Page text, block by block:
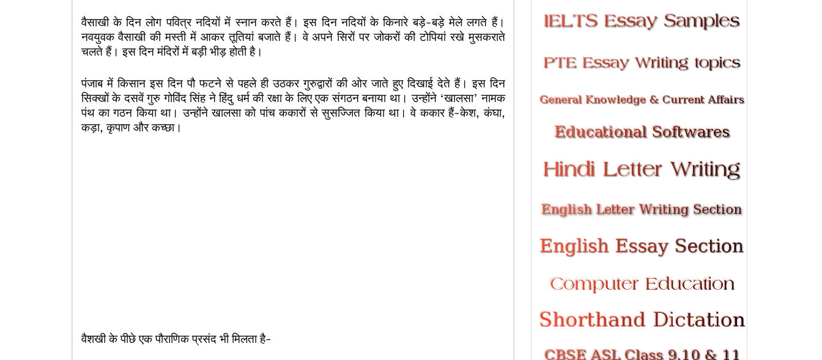
वैसाखी के दिन लोग पवित्र नदियों में स्नान करते हैं। इस दिन नदियों के किनारे बड़े-बड़े मेले लगते हैं।
नवयुवक वैसाखी की मस्ती में आकर तूतियां बजाते हैं। वे अपने सिरों पर जोकरों की टोपियां रखे मुसकराते
चलते हैं। इस दिन मंदिरों में बड़ी भीड़ होती है।
पंजाब में किसान इस दिन पौ फटने से पहले ही उठकर गुरुद्वारों की ओर जाते हुए दिखाई देते हैं। इस दिन
सिक्खों के दसवें गुरु गोविंद सिंह ने हिंदु धर्म की रक्षा के लिए एक संगठन बनाया था। उन्होंने ‘खालसा’ नामक
पंथ का गठन किया था। उन्होंने खालसा को पांच ककारों से सुसज्जित किया था। वे ककार हैं-केश, कंघा,
कड़ा, कृपाण और कच्छा।
वैशखी के पीछे एक पौराणिक प्रसंद भी मिलता है-